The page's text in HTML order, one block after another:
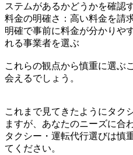
ステムがあるかどうかを確認
料金の明確さ：高い料金を請
明確で事前に料金が分かりや
れる事業者を選ぶ
これらの観点から慎重に選ぶ
会えるでしょう。
これまで見てきたようにタク
ますが、あなたのニーズに合
タクシー・運転代行選びは慎
てください。